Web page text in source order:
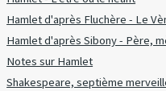
Hamlet d'après Fluchère - Le
Hamlet d'après Sibony - Père,
Notes sur Hamlet
Shakespeare, septième